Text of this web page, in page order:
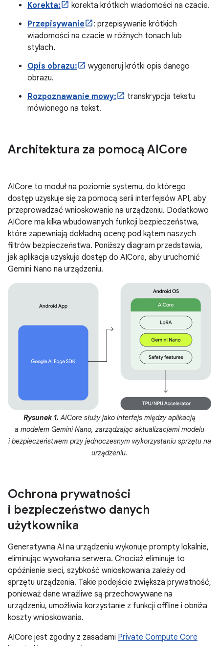
Korekta:
korekta krótkich wiadomości na czacie.
Przepisywanie
: przepisywanie krótkich
wiadomości na czacie w różnych tonach lub
stylach.
Opis obrazu:
wygeneruj krótki opis danego
obrazu.
Rozpoznawanie mowy:
transkrypcja tekstu
mówionego na tekst.
Architektura za pomocą AICore
AICore to moduł na poziomie systemu, do którego
dostęp uzyskuje się za pomocą serii interfejsów API, aby
przeprowadzać wnioskowanie na urządzeniu. Dodatkowo
AICore ma kilka wbudowanych funkcji bezpieczeństwa,
które zapewniają dokładną ocenę pod kątem naszych
filtrów bezpieczeństwa. Poniższy diagram przedstawia,
jak aplikacja uzyskuje dostęp do AICore, aby uruchomić
Gemini Nano na urządzeniu.
Rysunek 1. AICore służy jako interfejs między aplikacją
a modelem Gemini Nano, zarządzając aktualizacjami modelu
i bezpieczeństwem przy jednoczesnym wykorzystaniu sprzętu na
urządzeniu.
Ochrona prywatności
i bezpieczeństwo danych
użytkownika
Generatywna AI na urządzeniu wykonuje prompty lokalnie,
eliminując wywołania serwera. Chociaż eliminuje to
opóźnienie sieci, szybkość wnioskowania zależy od
sprzętu urządzenia. Takie podejście zwiększa prywatność,
ponieważ dane wrażliwe są przechowywane na
urządzeniu, umożliwia korzystanie z funkcji offline i obniża
koszty wnioskowania.
AICore jest zgodny z zasadami Private Compute Core